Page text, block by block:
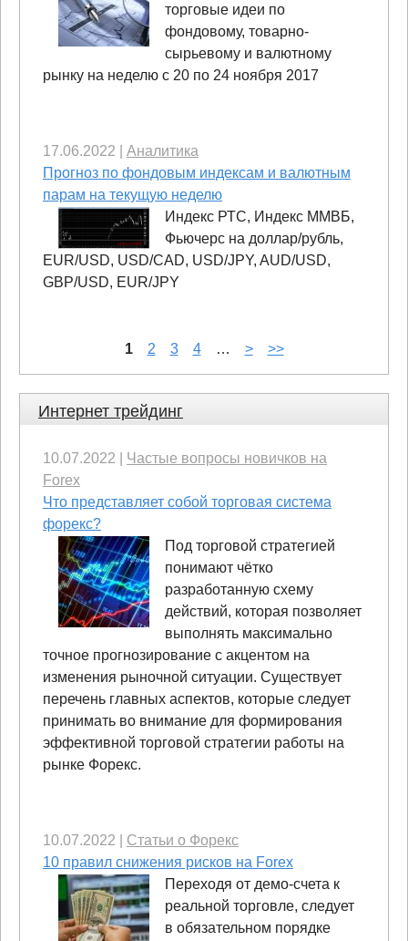
торговые идеи по
фондовому, товарно-
сырьевому и валютному
рынку на неделю с 20 по 24 ноября 2017
17.06.2022
Аналитика
Прогноз по фондовым индексам и валютным
парам на текущую неделю
Индекс РТС, Индекс ММВБ,
Фьючерс на доллар/рубль,
EUR/USD, USD/CAD, USD/JPY, AUD/USD,
GBP/USD, EUR/JPY
1 2 3 4 … > >>
Интернет трейдинг
10.07.2022
Частые вопросы новичков на
Forex
Что представляет собой торговая система
форекс?
Под торговой стратегией
понимают чётко
разработанную схему
действий, которая позволяет
выполнять максимально
точное прогнозирование с акцентом на
изменения рыночной ситуации. Существует
перечень главных аспектов, которые следует
принимать во внимание для формирования
эффективной торговой стратегии работы на
рынке Форекс.
10.07.2022
Статьи о Форекс
10 правил снижения рисков на Forex
Переходя от демо-счета к
реальной торговле, следует
в обязательном порядке